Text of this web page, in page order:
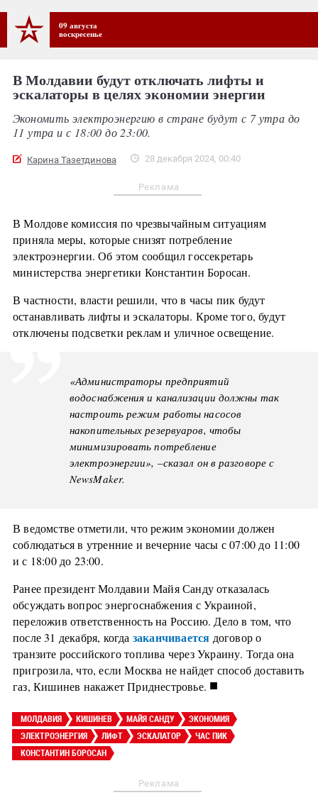
09 августа
воскресенье
В Молдавии будут отключать лифты и
эскалаторы в целях экономии энергии
Экономить электроэнергию в стране будут с 7 утра до
11 утра и с 18:00 до 23:00.
Карина Тазетдинова 28 декабря 2024, 00:40
Реклама
В Молдове комиссия по чрезвычайным ситуациям
приняла меры, которые снизят потребление
электроэнергии. Об этом сообщил госсекретарь
министерства энергетики Константин Боросан.
В частности, власти решили, что в часы пик будут
останавливать лифты и эскалаторы. Кроме того, будут
отключены подсветки реклам и уличное освещение.
«Администраторы предприятий
водоснабжения и канализации должны так
настроить режим работы насосов
накопительных резервуаров, чтобы
минимизировать потребление
электроэнергии», –сказал он в разговоре с
NewsMaker.
В ведомстве отметили, что режим экономии должен
соблюдаться в утренние и вечерние часы с 07:00 до 11:00
и с 18:00 до 23:00.
Ранее президент Молдавии Майя Санду отказалась
обсуждать вопрос энергоснабжения с Украиной,
переложив ответственность на Россию. Дело в том, что
после 31 декабря, когда заканчивается договор о
транзите российского топлива через Украину. Тогда она
пригрозила, что, если Москва не найдет способ доставить
газ, Кишинев накажет Приднестровье. ■
МОЛДАВИЯ КИШИНЕВ МАЙЯ САНДУ
ЭКОНОМИЯ
ЭЛЕКТРОЭНЕРГИЯ
ЛИФТ ЭСКАЛАТОР
ЧАС ПИК
КОНСТАНТИН БОРОСАН
Реклама